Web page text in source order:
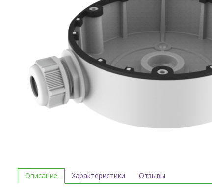
Описание Характеристики Отзывы